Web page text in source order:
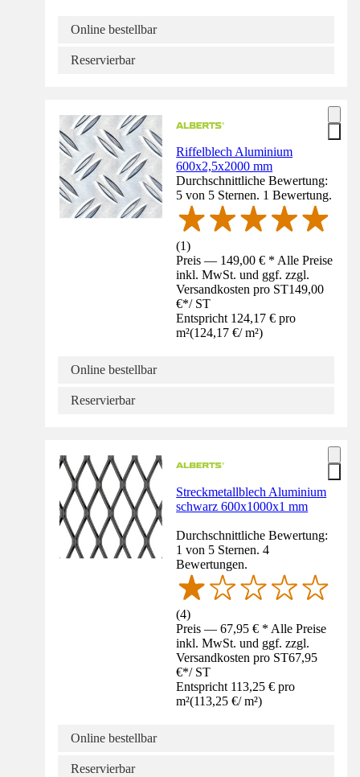
Online bestellbar
Reservierbar
Riffelblech Aluminium
600x2,5x2000 mm
Durchschnittliche Bewertung:
5 von 5 Sternen. 1 Bewertung.
(1)
Preis — 149,00 € * Alle Preise
inkl. MwSt. und ggf. zzgl.
Versandkosten pro ST149,00
€*/ ST
Entspricht 124,17 € pro
m²(124,17 €/ m²)
Online bestellbar
Reservierbar
Streckmetallblech Aluminium
schwarz 600x1000x1 mm
Durchschnittliche Bewertung:
1 von 5 Sternen. 4
Bewertungen.
(4)
Preis — 67,95 € * Alle Preise
inkl. MwSt. und ggf. zzgl.
Versandkosten pro ST67,95
€*/ ST
Entspricht 113,25 € pro
m²(113,25 €/ m²)
Online bestellbar
Reservierbar